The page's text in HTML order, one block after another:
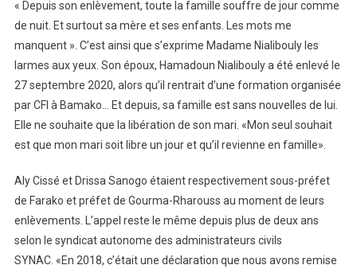
« Depuis son enlèvement, toute la famille souffre de jour comme
de nuit. Et surtout sa mère et ses enfants. Les mots me
manquent ». C’est ainsi que s’exprime Madame Nialibouly les
larmes aux yeux. Son époux, Hamadoun Nialibouly a été enlevé le
27 septembre 2020, alors qu’il rentrait d’une formation organisée
par CFI à Bamako… Et depuis, sa famille est sans nouvelles de lui.
Elle ne souhaite que la libération de son mari. «Mon seul souhait
est que mon mari soit libre un jour et qu’il revienne en famille».
Aly Cissé et Drissa Sanogo étaient respectivement sous-préfet
de Farako et préfet de Gourma-Rharouss au moment de leurs
enlèvements. L’appel reste le même depuis plus de deux ans
selon le syndicat autonome des administrateurs civils
SYNAC. «En 2018, c’était une déclaration que nous avons remise